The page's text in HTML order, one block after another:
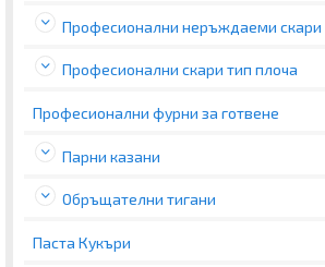
Професионални неръждаеми скари
Професионални скари тип плоча
Професионални фурни за готвене
Парни казани
Обръщателни тигани
Паста Кукъри